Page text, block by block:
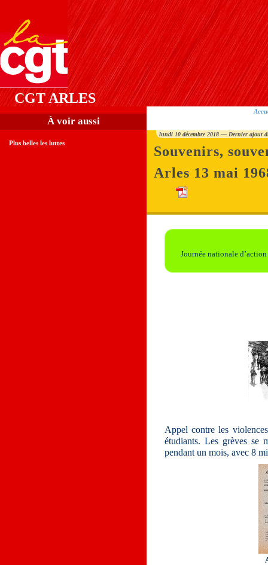
CGT ARLES
lundi 10 décembre 2018 — Dernier ajout
Souvenirs,
Arles 13 mai
Journée nationale
Appel contre les
étudiants. Les grèves se
pendant un mois, avec 8
À voir aussi
Plus belles les luttes